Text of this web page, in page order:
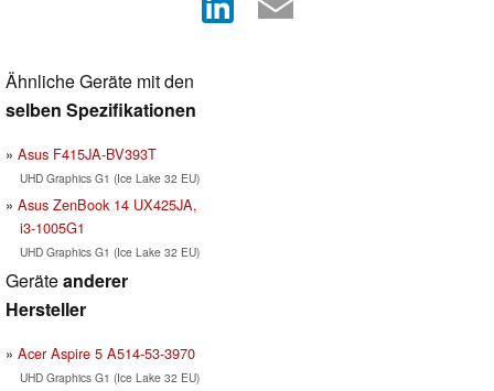
Ähnliche Geräte mit den
selben Spezifikationen
Asus F415JA-BV393T
UHD Graphics G1 (Ice Lake 32 EU)
Asus ZenBook 14 UX425JA,
i3-1005G1
UHD Graphics G1 (Ice Lake 32 EU)
Geräteanderer
Hersteller
Acer Aspire 5 A514-53-3970
UHD Graphics G1 (Ice Lake 32 EU)